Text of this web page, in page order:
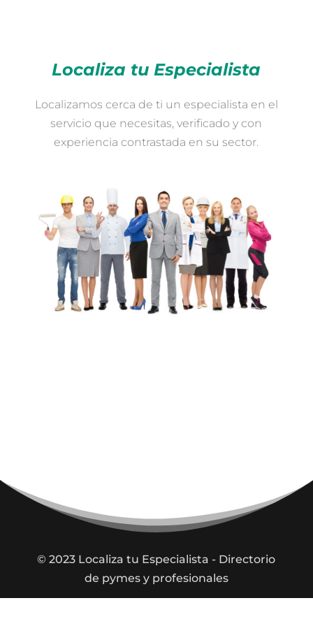
Localiza tu Especialista
Localizamos cerca de ti un especialista en el
servicio que necesitas, verificado y con
experiencia contrastada en su sector.
© 2023 Localiza tu Especialista - Directorio
de pymes y profesionales